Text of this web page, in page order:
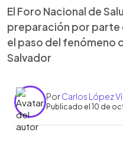
El Foro Nacional de
preparación por parte
el paso del fenómeno
Salvador
PorCarlos López
Publicado el 10 de